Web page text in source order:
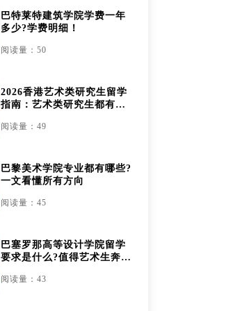
巴特莱特建筑学院学费一年
多少?学费明细！
阅读量：50
2026香港艺术类研究生留学
指南：艺术类研究生都有哪
阅读量：49
巴黎美术学院专业都有哪些?
一文看懂所有方向
阅读量：45
巴塞罗那高等设计学院留学
要求是什么?值得艺术生奔赴
阅读量：43